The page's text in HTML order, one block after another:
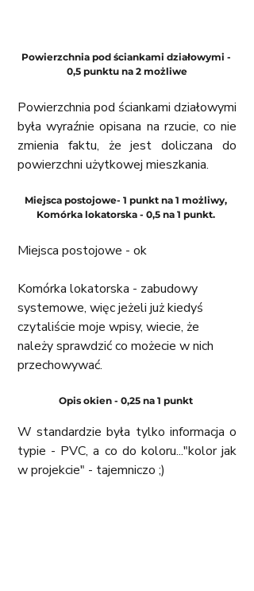
Powierzchnia pod ściankami działowymi -
0,5 punktu na 2 możliwe
Powierzchnia pod ściankami działowymi
była wyraźnie opisana na rzucie, co nie
zmienia faktu, że jest doliczana do
powierzchni użytkowej mieszkania.
Miejsca postojowe- 1 punkt na 1 możliwy,
Komórka lokatorska - 0,5 na 1 punkt.
Miejsca postojowe - ok
Komórka lokatorska - zabudowy
systemowe, więc jeżeli już kiedyś
czytaliście moje wpisy, wiecie, że
należy sprawdzić co możecie w nich
przechowywać.
Opis okien - 0,25 na 1 punkt
W standardzie była tylko informacja o
typie - PVC, a co do koloru..."kolor jak
w projekcie" - tajemniczo ;)